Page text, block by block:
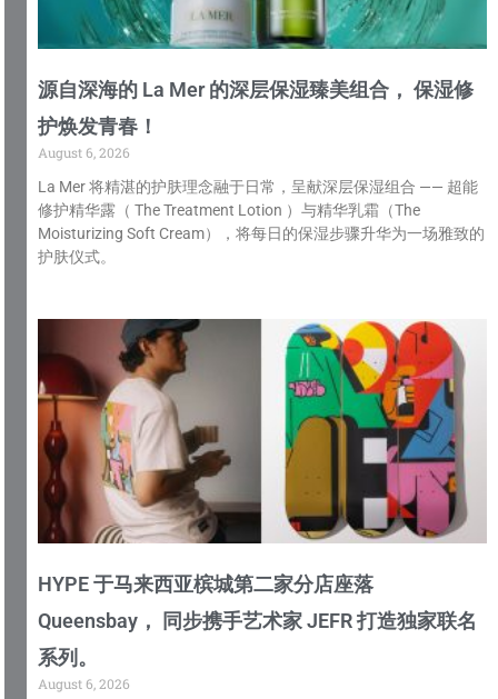
源自深海的 La Mer 的深层保湿臻美组合， 保湿修
护焕发青春！
August 6, 2026
La Mer 将精湛的护肤理念融于日常，呈献深层保湿组合 —— 超能
修护精华露（ The Treatment Lotion ）与精华乳霜（The
Moisturizing Soft Cream），将每日的保湿步骤升华为一场雅致的
护肤仪式。
HYPE 于马来西亚槟城第二家分店座落
Queensbay， 同步携手艺术家 JEFR 打造独家联名
系列。
August 6, 2026